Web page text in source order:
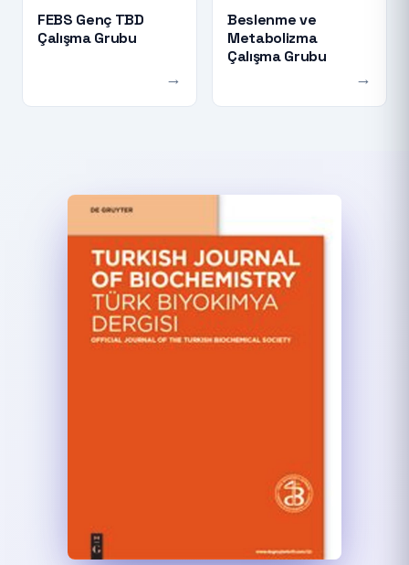
FEBS Genç TBD
Çalışma Grubu
→
Beslenme ve
Metabolizma
Çalışma Grubu
→